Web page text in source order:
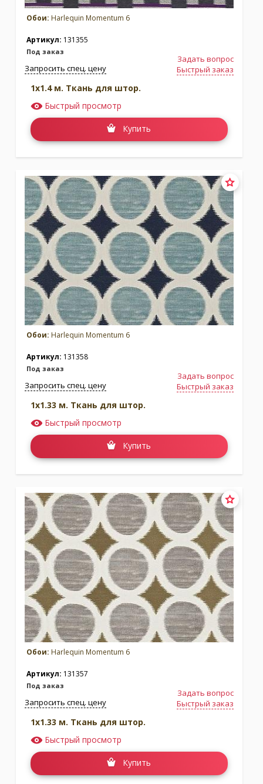
Коллекция:Palmetto
Бренд:Harlequin
Под заказ
Коллекция:Purity
Бренд: Harlequin
Под заказ
Коллекция:
Reflect Wallcoverings 1
Бренд:Harlequin
Под заказ
Коллекция:
Reflect Wallcoverings 2
Бренд:Harlequin
Коллекция:Salinas
Бренд:
Коллекция:
Sophie Robinson
Бренд:Harlequin
Под заказ
Коллекция:
Standing Ovation
Бренд: Harlequin
Под заказ
Коллекция:Textured Walls
Бренд:
Под заказ
Бренд:
Под заказ
Обои: Harlequin Momentum 6
Артикул: 131355
Под заказ
Задать вопрос
Быстрый заказ
Запросить спец. цену
1x1.4 м. Ткань для штор.
Быстрый просмотр
Купить
Обои: Harlequin Momentum 6
Артикул: 131358
Под заказ
Задать вопрос
Быстрый заказ
Запросить спец. цену
1x1.33 м. Ткань для штор.
Быстрый просмотр
Купить
Обои: Harlequin Momentum 6
Артикул: 131357
Под заказ
Задать вопрос
Быстрый заказ
Запросить спец. цену
1x1.33 м. Ткань для штор.
Быстрый просмотр
Купить